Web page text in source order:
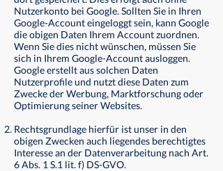
Nutzerkonto bei Google. Sollten Sie in Ihren
Google-Account eingeloggt sein, kann Google
die obigen Daten Ihrem Account zuordnen.
Wenn Sie dies nicht wünschen, müssen Sie
sich in Ihrem Google-Account ausloggen.
Google erstellt aus solchen Daten
Nutzerprofile und nutzt diese Daten zum
Zwecke der Werbung, Marktforschung oder
Optimierung seiner Websites.
Rechtsgrundlage hierfür ist unser in den
obigen Zwecken auch liegendes berechtigtes
Interesse an der Datenverarbeitung nach Art.
6 Abs. 1 S.1 lit. f) DS-GVO.